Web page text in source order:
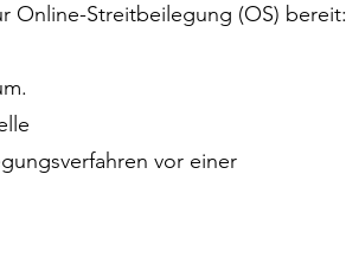
Online-Streitbeilegung (OS) bereit:
vor einer